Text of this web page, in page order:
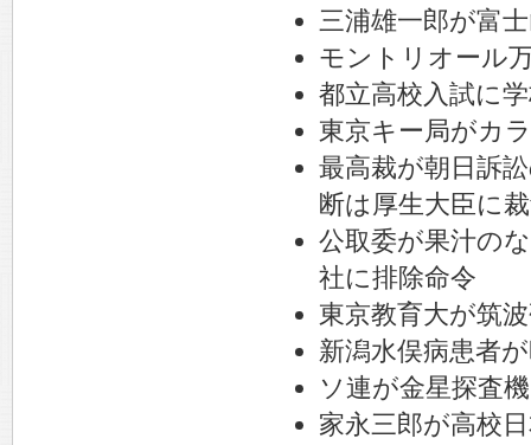
三浦雄一郎が富
モントリオール
都立高校入試に
東京キー局がカ
最高裁が朝日訴
断は厚生大臣に
公取委が果汁の
社に排除命令
東京教育大が筑
新潟水俣病患者
ソ連が金星探査
家永三郎が高校